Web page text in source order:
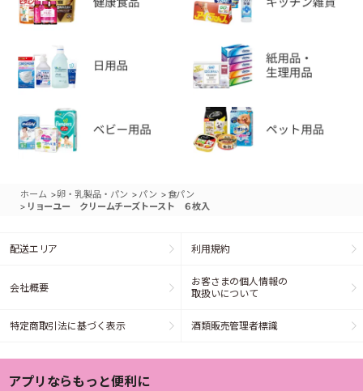
ホーム >卵・乳製品・パン > パン > 食パン
> リョーユー クリームチーズトースト ６枚入
配送エリア 利用規約
会社概要
お客さまの個人情報の
取扱いについて
特定商取引法に基づく表示 酒類販売管理者標識
アプリならもっと便利に